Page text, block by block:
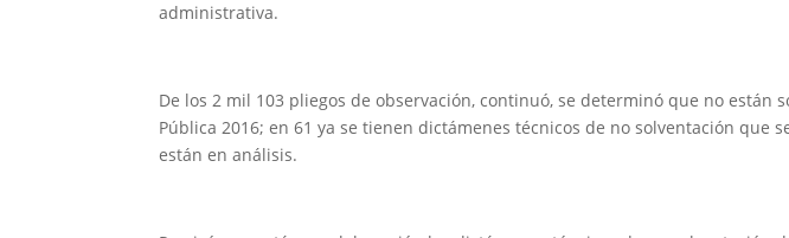
administrativa.
De los 2 mil 103 pliegos de observación, continuó, se determinó que no están
Pública 2016; en 61 ya se tienen dictámenes técnicos de no solventación que
están en análisis.